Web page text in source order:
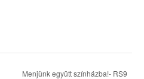
Menjünk együtt színházba!- RS9